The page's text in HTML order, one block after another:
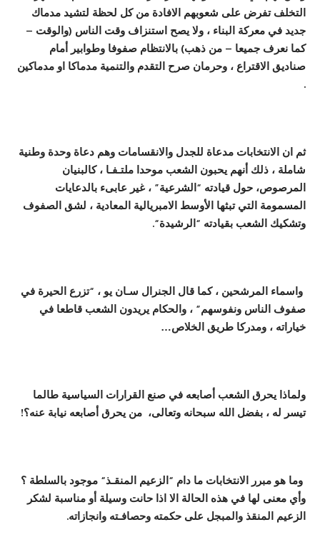
التخلف تفرض على شعوبهم الافادة من كل لحظة لتشيد مدماك
جديد في معركة البناء ، ولا يصح استنزاف وقت الناس (والوقت –
كما نعرف جميعا – من ذهب) بالانتظام صفوفا وطوابير أمام
صناديق الاقتراع ، وحرمان صرح التقدم والتنمية مدماكا او مدماكين
.
ثم ان الانتخابات مدعاة للجدل والانقسامات وهم دعاة وحدة وطنية
شاملة ، ذلك أنهم يحبون الشعب موحدا ملتـفـا ،كالبنيان
المرصوص، حول قيادته “الشرعية” ، غير عابىء بالدعايات
المسمومة التي تبثها الوسط الامبريالية المعادية ، لشق الصفوف
وتشكيك الشعب بقيادته “الرشيدة“
.
واسماء المرشحين ،كما قال الجنرال سـان يو ، “تزرع الحير ة في
صفوف الناس ونفوسهم” ، والحكام يريدون الشعب قاطعا في
خياراته ، ومدركا طريق الخلاص…
ولماذا يحرق الشعب أصابعه في صنع القرارات السياسية طالما
تيسر له ، بفضل الله سبحانه وتعالى، من يحرق أصابعه نيابة عنه؟!
وما هو مبرر الانتخابات ما دام “الزعيم المنقـذ“ موجود بالسلطة ؟
وأي معنى لها في هذه الحالة الا اذا حانت وسيلة أو مناسبة لشكر
الزعيم المنقذ والمبجل على حكمته وحصافـته وانجازاته.